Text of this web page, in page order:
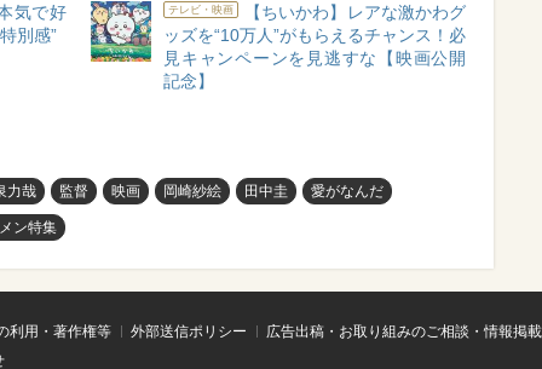
気で好
別感”
テレビ・映画
【ちいかわ】レアな激かわグ
ッズを“10万人”がもらえるチャンス！必
見キャンペーンを見逃すな【映画公開
記念】
力哉 監督 映画 岡崎紗絵 田中圭 愛がなんだ
ン特集
利用・著作権等 外部送信ポリシー
広告出稿・お取り組みのご相談・情報掲